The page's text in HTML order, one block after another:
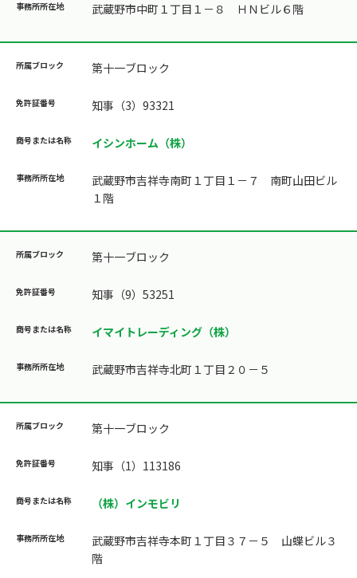
武蔵野市中町１丁目１－８ ＨＮビル６階
第十一ブロック
知事（3）93321
イシンホーム（株）
武蔵野市吉祥寺南町１丁目１－７ 南町山田ビル
１階
第十一ブロック
知事（9）53251
イマイトレーディング（株）
武蔵野市吉祥寺北町１丁目２０－５
第十一ブロック
知事（1）113186
（株）インモビリ
武蔵野市吉祥寺本町１丁目３７－５ 山蝶ビル３
階